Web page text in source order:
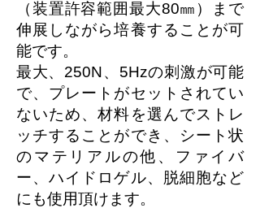
（装置許容範囲最大80㎜）まで
伸展しながら培養することが可
能です。
最大、250N、5Hzの刺激が可能
で、プレートがセットされてい
ないため、材料を選んでストレ
ッチすることができ、シート状
のマテリアルの他、ファイバ
ー、ハイドロゲル、脱細胞など
にも使用頂けます。